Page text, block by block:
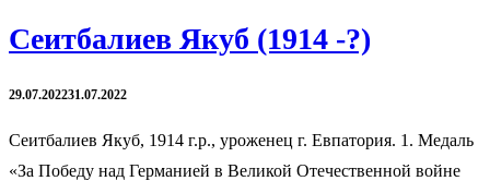
Сеитбалиев Якуб (1914 -?)
29.07.202231.07.2022
Сеитбалиев Якуб, 1914 г.р., уроженец г. Евпатория. 1. Медаль
«За Победу над Германией в Великой Отечественной войне